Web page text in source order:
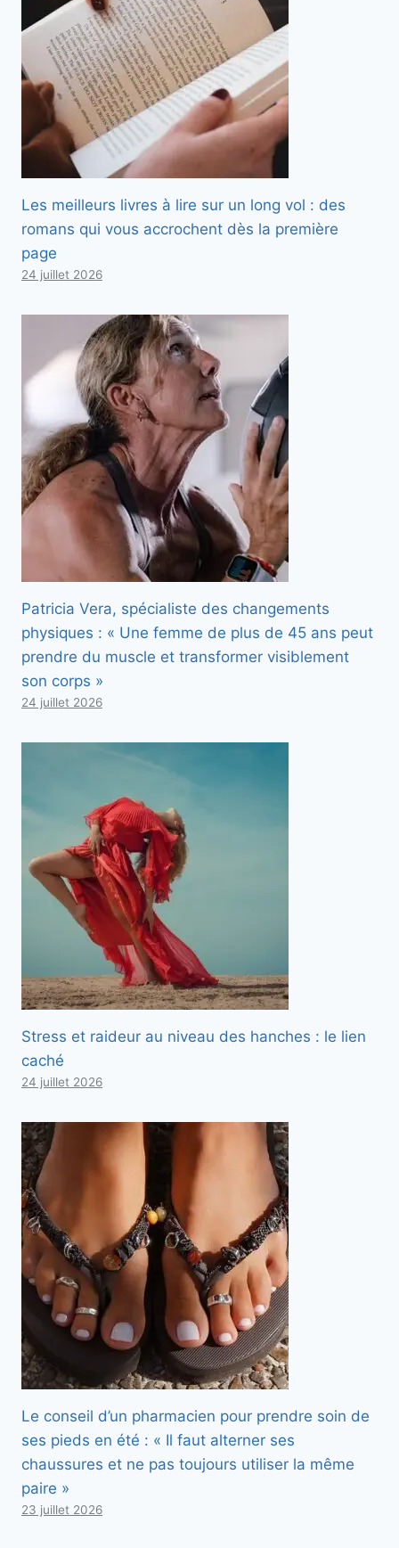
Les meilleurs livres à lire sur un long vol : des
romans qui vous accrochent dès la première
page
24 juillet 2026
Patricia Vera, spécialiste des changements
physiques : « Une femme de plus de 45 ans peut
prendre du muscle et transformer visiblement
son corps »
24 juillet 2026
Stress et raideur au niveau des hanches : le lien
caché
24 juillet 2026
Le conseil d’un pharmacien pour prendre soin de
ses pieds en été : « Il faut alterner ses
chaussures et ne pas toujours utiliser la même
paire »
23 juillet 2026